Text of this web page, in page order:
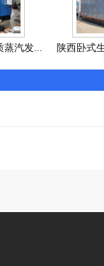
蒸汽发... 陕西卧式